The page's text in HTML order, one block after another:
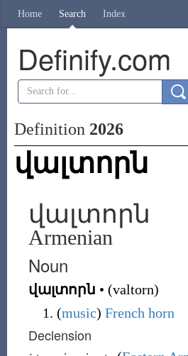
Home Search Index
Definify.com
Definition 2026
վալտորն
վալտորն
Armenian
Noun
վալտորն • (valtorn)
(music) French horn
Declension